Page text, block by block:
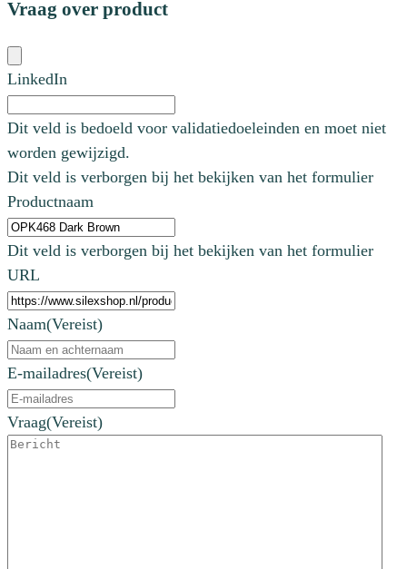
Vraag over product
LinkedIn
Dit veld is bedoeld voor validatiedoeleinden en moet niet
worden gewijzigd.
Dit veld is verborgen bij het bekijken van het formulier
Productnaam
Dit veld is verborgen bij het bekijken van het formulier
URL
Naam(Vereist)
E-mailadres(Vereist)
Vraag(Vereist)